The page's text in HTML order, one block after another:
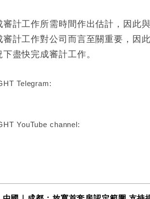
計工作所需時間作出估計，因此
計工作對公司而言至關重要，因
盡快完成審計工作。
Telegram:
YouTube channel: